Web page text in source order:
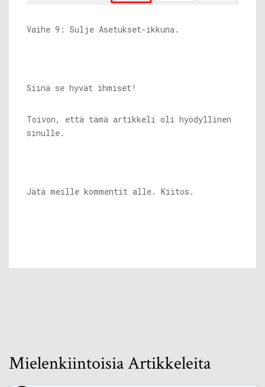
Vaihe 9: Sulje Asetukset-ikkuna.
Siinä se hyvät ihmiset!
Toivon, että tämä artikkeli oli hyödyllinen
sinulle.
Jätä meille kommentit alle. Kiitos.
Mielenkiintoisia Artikkeleita